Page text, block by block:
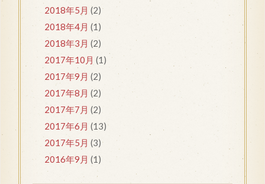
2018年5月 (2)
2018年4月 (1)
2018年3月 (2)
2017年10月 (1)
2017年9月 (2)
2017年8月 (2)
2017年7月 (2)
2017年6月 (13)
2017年5月 (3)
2016年9月 (1)